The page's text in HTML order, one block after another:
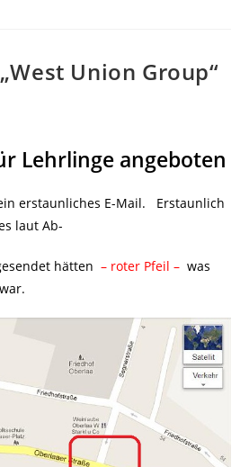
Union Group“
Lehrlinge angeboten
erstaunliches E-Mail. Erstaunlich
laut Ab-
hätten – roter Pfeil – was